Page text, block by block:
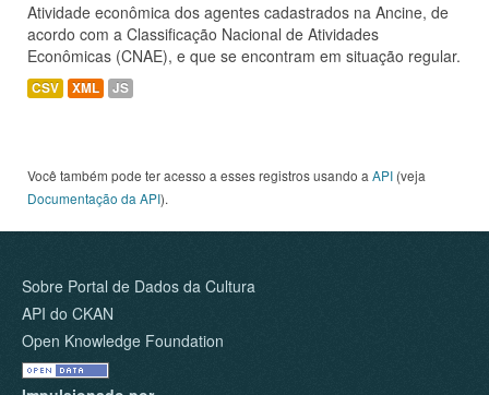
Atividade econômica dos agentes cadastrados na Ancine, de
acordo com a Classificação Nacional de Atividades
Econômicas (CNAE), e que se encontram em situação regular.
CSV XML JS
Você também pode ter acesso a esses registros usando a API (veja
Documentação da API).
Sobre Portal de Dados da Cultura
API do CKAN
Open Knowledge Foundation